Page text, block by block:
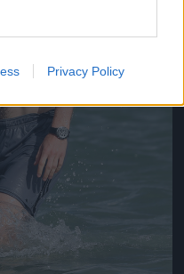
Privacy Policy